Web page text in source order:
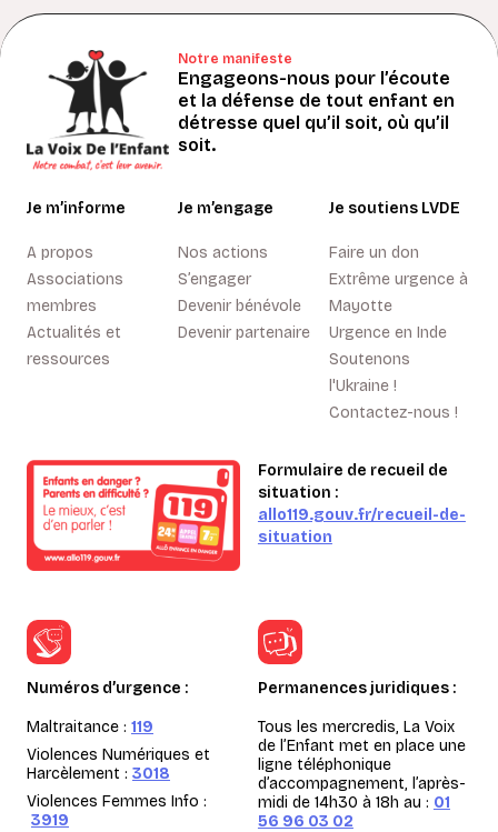
Notre manifeste
Engageons-nous pour l’écoute
et la défense de tout enfant en
détresse quel qu’il soit, où qu’il
soit.
Je m’informe
A propos
Associations
membres
Actualités et
ressources
Je m’engage
Nos actions
S’engager
Devenir bénévole
Devenir partenaire
Je soutiens LVDE
Faire un don
Extrême urgence à
Mayotte
Urgence en Inde
Soutenons
l'Ukraine !
Contactez-nous !
Formulaire de recueil de
situation :
allo119.gouv.fr/recueil-de-
situation
Numéros d’urgence :
Maltraitance : 119
Violences Numériques et
Harcèlement : 3018
Violences Femmes Info :
3919
Permanences juridiques :
Tous les mercredis, La Voix
de l’Enfant met en place une
ligne téléphonique
d’accompagnement, l’après-
midi de 14h30 à 18h au : 01
56 96 03 02